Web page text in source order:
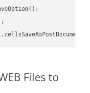
Files to